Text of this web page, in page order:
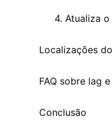
Conclusão